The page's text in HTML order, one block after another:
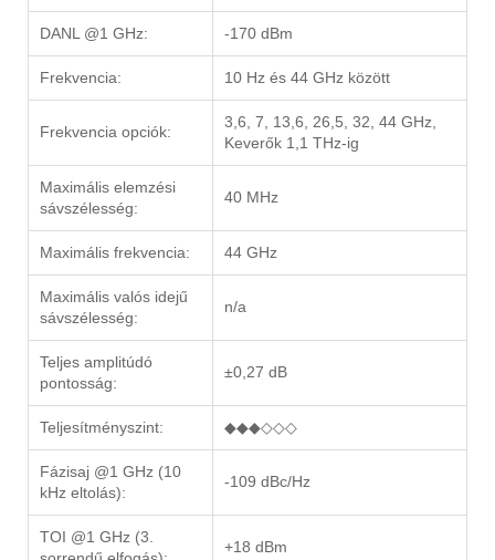
DANL @1 GHz: -170 dBm
Frekvencia: 10 Hz és 44 GHz között
Frekvencia opciók:
3,6, 7, 13,6, 26,5, 32, 44 GHz,
Keverők 1,1 THz-ig
Maximális elemzési
sávszélesség:
40 MHz
Maximális frekvencia: 44 GHz
Maximális valós idejű
sávszélesség:
n/a
Teljes amplitúdó
pontosság:
±0,27 dB
Teljesítményszint: ◆◆◆◇◇◇
Fázisaj @1 GHz (10
kHz eltolás):
-109 dBc/Hz
TOI @1 GHz (3.
+18 dBm